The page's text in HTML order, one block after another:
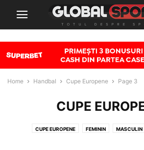
Home Handbal Cupe Europene Page 3
CUPE
CUPE EUROPENE FEMININ MASCULIN